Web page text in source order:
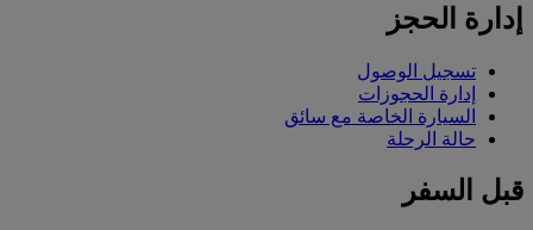
إدارة الحجز
تسجيل الوصول
إدارة الحجوزات
السيارة الخاصة مع سائق
حالة الرحلة
قبل السفر